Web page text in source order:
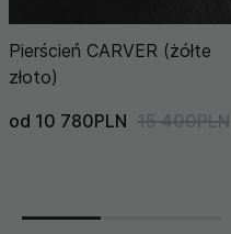
Pierścień CARVER (żółte
złoto)
od 10 780PLN 15 400PLN